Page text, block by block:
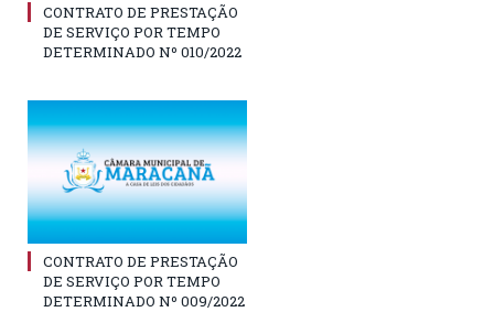
CONTRATO DE PRESTAÇÃO
DE SERVIÇO POR TEMPO
DETERMINADO Nº 010/2022
CONTRATO DE PRESTAÇÃO
DE SERVIÇO POR TEMPO
DETERMINADO Nº 009/2022